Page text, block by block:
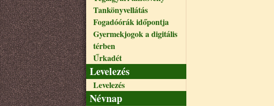
Tankönyvellátás
Fogadóórák időpontja
Gyermekjogok a digitális
térben
Űrkadét
Levelezés
Levelezés
Névnap